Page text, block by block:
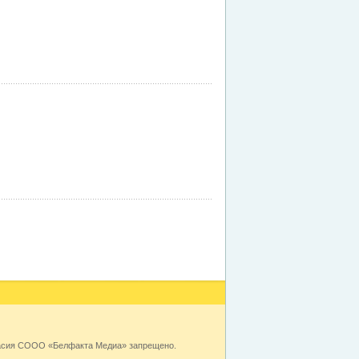
СООО «Белфакта Медиа» запрещено.